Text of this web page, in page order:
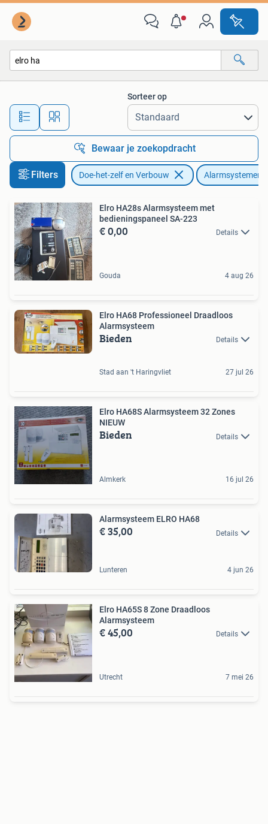
Alle afstanden…
Sorteer op
Bewaar je zoekopdracht
Filters Doe-het-zelf en Verbouw Alarmsystemen
Elro HA28s Alarmsysteem met
bedieningspaneel SA-223
€ 0,00 Details
Gouda 4 aug 26
Elro HA68 Professioneel Draadloos
Alarmsysteem
Bieden Details
Stad aan 't Haringvliet 27 jul 26
Elro HA68S Alarmsysteem 32 Zones
NIEUW
Bieden Details
Almkerk 16 jul 26
Alarmsysteem ELRO HA68
€ 35,00 Details
Lunteren 4 jun 26
Elro HA65S 8 Zone Draadloos
Alarmsysteem
€ 45,00 Details
Utrecht 7 mei 26